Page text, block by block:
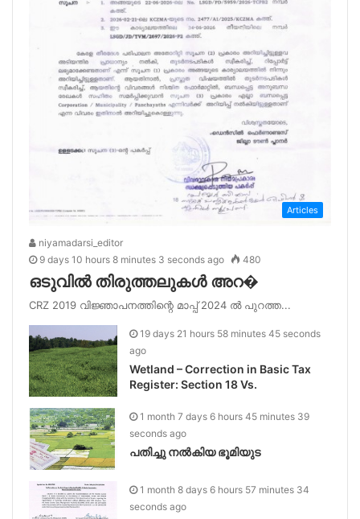
Articles
niyamadarsi_editor
9 days 10 hours 8 minutes 3 seconds ago
480
ഒടുവിൽ തിരുത്തലുകൾ അറ�
CRZ 2019 വിജ്ഞാപനത്തിന്റെ മാപ്പ് 2024 ൽ പുറത്ത...
19 days 21 hours 58 minutes 45 seconds
ago
Wetland – Correction in Basic Tax
Register: Section 18 Vs.
1 month 7 days 6 hours 45 minutes 39
seconds ago
പതിച്ചു നൽകിയ ഭൂമിയുട
1 month 8 days 6 hours 57 minutes 34
seconds ago